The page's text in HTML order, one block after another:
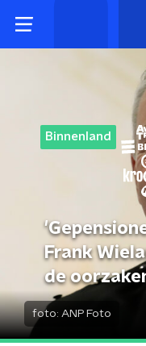
Binnenland
Frank
de
foto: ANP Foto